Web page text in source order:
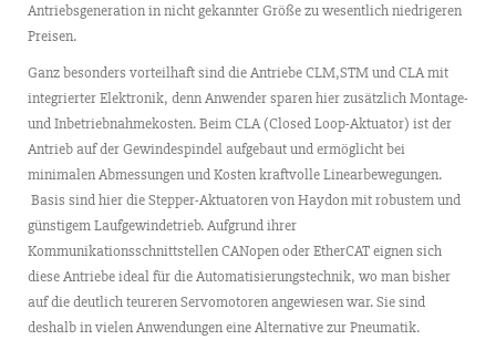
Antriebsgeneration in nicht gekannter Größe zu wesentlich niedrigeren
Preisen.
Ganz besonders vorteilhaft sind die Antriebe CLM,STM und CLA mit
integrierter Elektronik, denn Anwender sparen hier zusätzlich Montage-
und Inbetriebnahmekosten. Beim CLA (Closed Loop-Aktuator) ist der
Antrieb auf der Gewindespindel aufgebaut und ermöglicht bei
minimalen Abmessungen und Kosten kraftvolle Linearbewegungen.
Basis sind hier die Stepper-Aktuatoren von Haydon mit robustem und
günstigem Laufgewindetrieb. Aufgrund ihrer
Kommunikationsschnittstellen CANopen oder EtherCAT eignen sich
diese Antriebe ideal für die Automatisierungstechnik, wo man bisher
auf die deutlich teureren Servomotoren angewiesen war. Sie sind
deshalb in vielen Anwendungen eine Alternative zur Pneumatik.